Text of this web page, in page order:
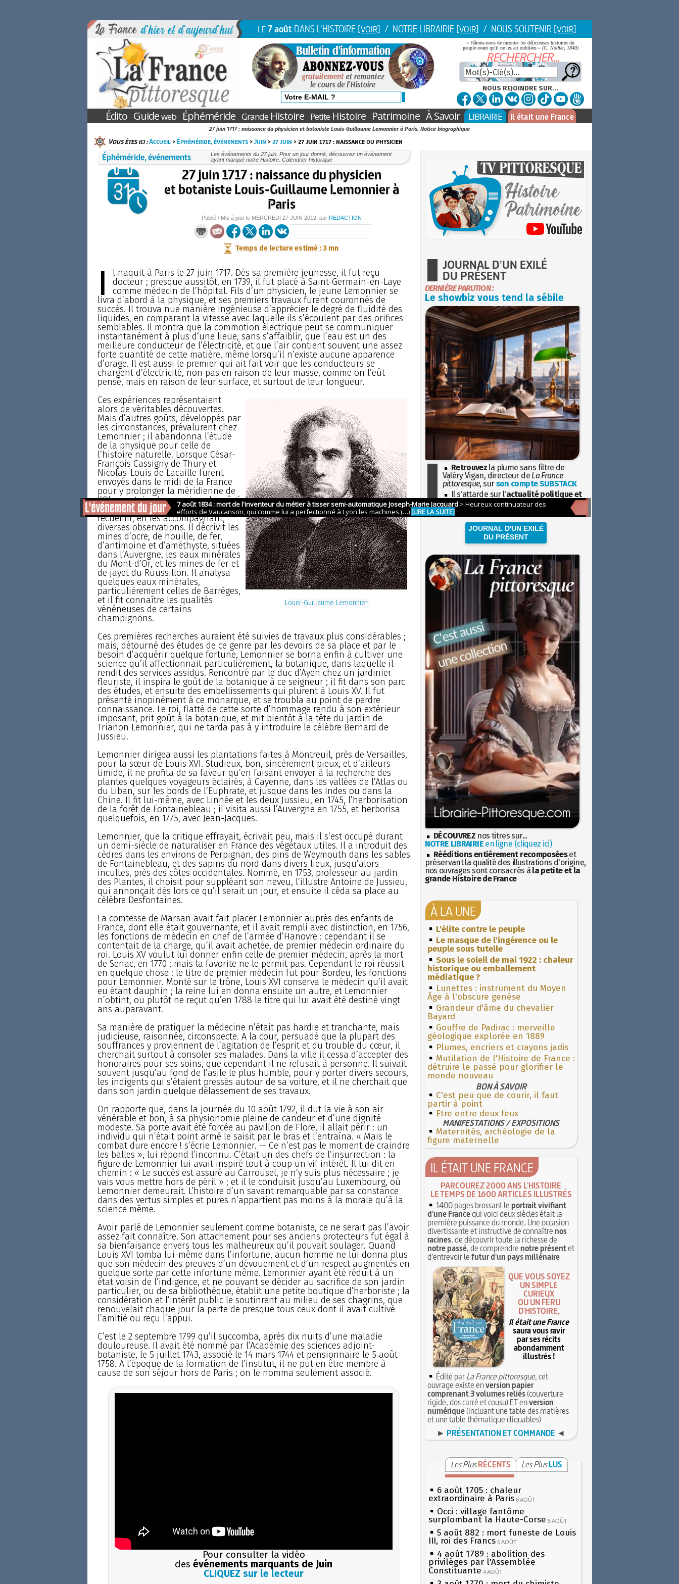
LE7 août DANS L'HISTOIRE [VOIR] / NOTRE LIBRAIRIE [VOIR] / NOUS SOUTENIR [VOIR]
« Hâtons-nous de raconter les délicieuses histoires du
peuple avant qu'il ne les ait oubliées » (C. Nodier, 1840)
NOUS REJOINDRE SUR...
Édito Guideweb Éphéméride GrandeHistoire PetiteHistoire Patrimoine À Savoir LIBRAIRIE Il était une France
27 juin 1717 : naissance du physicien et botaniste Louis-Guillaume Lemonnier à Paris. Notice biographique
Vous êtes ici :Accueil>Éphéméride, événements>Juin >27 juin > 27 juin 1717 : naissance du physicien
Éphéméride, événements
Les événements du 27 juin. Pour un jour donné, découvrez un événement
ayant marqué notre Histoire. Calendrier historique
27 juin 1717 : naissance du physicien
et botaniste Louis-Guillaume Lemonnier à
Paris
Publié / Mis à jour le MERCREDI 27 JUIN 2012, par REDACTION
Temps de lecture estimé : 3 mn
I
l naquit à Paris le 27 juin 1717. Dès sa première jeunesse, il fut reçu
docteur ; presque aussitôt, en 1739, il fut placé à Saint-Germain-en-Laye
comme médecin de l’hôpital. Fils d’un physicien, le jeune Lemonnier se
livra d’abord à la physique, et ses premiers travaux furent couronnés de
succès. Il trouva nue manière ingénieuse d’apprécier le degré de fluidité des
liquides, en comparant la vitesse avec laquelle ils s’écoulent par des orifices
semblables. Il montra que la commotion électrique peut se communiquer
instantanément à plus d’une lieue, sans s’affaiblir, que l’eau est un des
meilleure conducteur de l’électricité, et que l’air contient souvent une assez
forte quantité de cette matière, même lorsqu’il n’existe aucune apparence
d’orage. Il est aussi le premier qui ait fait voir que les conducteurs se
chargent d’électricité, non pas en raison de leur masse, comme on l’eût
pensé, mais en raison de leur surface, et surtout de leur longueur.
Louis-Guillaume Lemonnier
Ces expériences représentaient
alors de véritables découvertes.
Mais d’autres goûts, développés par
les circonstances, prévalurent chez
Lemonnier ; il abandonna l’étude
de la physique pour celle de
l’histoire naturelle. Lorsque César-
François Cassigny de Thury et
Nicolas-Louis de Lacaille furent
envoyés dans le midi de la France
pour y prolonger la méridienne de
l’Observatoire, Lemonnier, alors âgé
de vingt-deux ans, fut chargé de
recueillir, en les accompagnant,
diverses observations. Il décrivit les
mines d’ocre, de houille, de fer,
d’antimoine et d’améthyste, situées
dans l’Auvergne, les eaux minérales
du Mont-d’Or, et les mines de fer et
de jayet du Ruussillon. Il analysa
quelques eaux minérales,
particulièrement celles de Barrèges,
et il fit connaître les qualités
vénéneuses de certains
champignons.
Ces premières recherches auraient été suivies de travaux plus considérables ;
mais, détourné des études de ce genre par les devoirs de sa place et par le
besoin d’acquérir quelque fortune, Lemonnier se borna enfin à cultiver une
science qu’il affectionnait particulièrement, la botanique, dans laquelle il
rendit des services assidus. Rencontré par le duc d’Ayen chez un jardinier
fleuriste, il inspira le goût de la botanique à ce seigneur ; il fit dans son parc
des études, et ensuite des embellissements qui plurent à Louis XV. Il fut
présenté inopinément à ce monarque, et se troubla au point de perdre
connaissance. Le roi, flatté de cette sorte d’hommage rendu à son extérieur
imposant, prit goût à la botanique, et mit bientôt à la tête du jardin de
Trianon Lemonnier, qui ne tarda pas à y introduire le célèbre Bernard de
Jussieu.
Lemonnier dirigea aussi les plantations faites à Montreuil, près de Versailles,
pour la sœur de Louis XVI. Studieux, bon, sincèrement pieux, et d’ailleurs
timide, il ne profita de sa faveur qu’en faisant envoyer à la recherche des
plantes quelques voyageurs éclairés, à Cayenne, dans les vallées de l’Atlas ou
du Liban, sur les bords de l’Euphrate, et jusque dans les Indes ou dans la
Chine. Il fit lui-même, avec Linnée et les deux Jussieu, en 1745, l’herborisation
de la forêt de Fontainebleau ; il visita aussi l’Auvergne en 1755, et herborisa
quelquefois, en 1775, avec Jean-Jacques.
Lemonnier, que la critique effrayait, écrivait peu, mais il s’est occupé durant
un demi-siècle de naturaliser en France des végétaux utiles. Il a introduit des
cèdres dans les environs de Perpignan, des pins de Weymouth dans les sables
de Fontainebleau, et des sapins du nord dans divers lieux, jusqu’alors
incultes, près des côtes occidentales. Nommé, en 1753, professeur au jardin
des Plantes, il choisit pour suppléant son neveu, l’illustre Antoine de Jussieu,
qui annonçait dès lors ce qu’il serait un jour, et ensuite il céda sa place au
célèbre Desfontaines.
La comtesse de Marsan avait fait placer Lemonnier auprès des enfants de
France, dont elle était gouvernante, et il avait rempli avec distinction, en 1756,
les fonctions de médecin en chef de l’armée d’Hanovre : cependant il se
contentait de la charge, qu’il avait achetée, de premier médecin ordinaire du
roi. Louis XV voulut lui donner enfin celle de premier médecin, après la mort
de Senac, en 1770 ; mais la favorite ne le permit pas. Cependant le roi réussit
en quelque chose : le titre de premier médecin fut pour Bordeu, les fonctions
pour Lemonnier. Monté sur le trône, Louis XVI conserva le médecin qu’il avait
eu étant dauphin ; la reine lui en donna ensuite un autre, et Lemonnier
n’obtint, ou plutôt ne reçut qu’en 1788 le titre qui lui avait été destiné vingt
ans auparavant.
Sa manière de pratiquer la médecine n’était pas hardie et tranchante, mais
judicieuse, raisonnée, circonspecte. A la cour, persuadé que la plupart des
souffrances y proviennent de l’agitation de l’esprit et du trouble du cœur, il
cherchait surtout à consoler ses malades. Dans la ville il cessa d’accepter des
honoraires pour ses soins, que cependant il ne refusait à personne. Il suivait
souvent jusqu’au fond de l’asile le plus humble, pour y porter divers secours,
les indigents qui s’étaient pressés autour de sa voiture, et il ne cherchait que
dans son jardin quelque délassement de ses travaux.
On rapporte que, dans la journée du 10 août 1792, il dut la vie à son air
vénérable et bon, à sa physionomie pleine de candeur et d’une dignité
modeste. Sa porte avait été forcée au pavillon de Flore, il allait périr : un
individu qui n’était point armé le saisit par le bras et l’entraîna. « Mais le
combat dure encore ! s’écrie Lemonnier. — Ce n’est pas le moment de craindre
les balles », lui répond l’inconnu. C’était un des chefs de l’insurrection : la
figure de Lemonnier lui avait inspiré tout à coup un vif intérêt. Il lui dit en
chemin : « Le succès est assuré au Carrousel, je n’y suis plus nécessaire ; je
vais vous mettre hors de péril » ; et il le conduisit jusqu’au Luxembourg, où
Lemonnier demeurait. L’histoire d’un savant remarquable par sa constance
dans des vertus simples et pures n’appartient pas moins à la morale qu’à la
science même.
Avoir parlé de Lemonnier seulement comme botaniste, ce ne serait pas l’avoir
assez fait connaître. Son attachement pour ses anciens protecteurs fut égal à
sa bienfaisance envers tous les malheureux qu’il pouvait soulager. Quand
Louis XVI tomba lui-même dans l’infortune, aucun homme ne lui donna plus
que son médecin des preuves d’un dévouement et d’un respect augmentés en
quelque sorte par cette infortune même. Lemonnier ayant été réduit à un
état voisin de l’indigence, et ne pouvant se décider au sacrifice de son jardin
particulier, ou de sa bibliothèque, établit une petite boutique d’herboriste ; la
considération et l’intérêt public le soutinrent au milieu de ses chagrins, que
renouvelait chaque jour la perte de presque tous ceux dont il avait cultivé
l’amitié ou reçu l’appui.
C’est le 2 septembre 1799 qu’il succomba, après dix nuits d’une maladie
douloureuse. Il avait été nommé par l’Académie des sciences adjoint-
botaniste, le 5 juillet 174З, associé le 14 mars 1744 et pensionnaire le 5 août
1758. A l’époque de la formation de l’institut, il ne put en être membre à
cause de son séjour hors de Paris ; on le nomma seulement associé.
Pour consulter la vidéo
des événements marquants de Juin
CLIQUEZ sur le lecteur
JOURNAL D'UN EXILÉ
DU PRÉSENT
DERNIÈRE PARUTION :
Le showbiz vous tend la sébile
Retrouvez la plume sans filtre de
Valéry Vigan, directeur de La France
pittoresque, surson compte SUBSTACK
Il s'attarde sur l'actualité politique et
sociétaleavec la hauteur de vue de
l'Histoire
JOURNAL D'UN EXILÉ
DU PRÉSENT
DÉCOUVREZ nos titres sur...
NOTRE LIBRAIRIEen ligne (cliquez ici)
Rééditions entièrement recomposéeset
préservant la qualité des illustrations d'origine,
nos ouvrages sont consacrés à la petite et la
grande Histoire de France
À LA UNE
L'élite contre le peuple
Le masque de l'ingérence ou le
peuple sous tutelle
Sous le soleil de mai 1922 : chaleur
historique ou emballement
médiatique ?
Lunettes : instrument du Moyen
Âge à l'obscure genèse
Grandeur d'âme du chevalier
Bayard
Gouffre de Padirac : merveille
géologique explorée en 1889
Plumes, encriers et crayons jadis
Mutilation de l'Histoire de France :
détruire le passé pour glorifier le
monde nouveau
BON À SAVOIR
C'est peu que de courir, il faut
partir à point
Etre entre deux feux
MANIFESTATIONS / EXPOSITIONS
Maternités, archéologie de la
figure maternelle
IL ÉTAIT UNE FRANCE
PARCOUREZ 2000 ANS L'HISTOIRE
LE TEMPS DE 1600 ARTICLES ILLUSTRÉS
1400 pages brossant leportrait vivifiant
d'une Francequi voici deux siècles était la
première puissance du monde. Une occasion
divertissante et instructive de connaîtrenos
racines, de découvrir toute la richesse de
notre passé, de comprendrenotre présentet
d'entrevoir lefutur d'un pays millénaire
QUE VOUS SOYEZ
UN SIMPLE
CURIEUX
OU UN FÉRU
D'HISTOIRE,
Il était une France
saura vous ravir
par ses récits
abondamment
illustrés !
Édité parLa France pittoresque, cet
ouvrage existe enversion papier
comprenant 3 volumes reliés(couverture
rigide, dos carré et cousu) ET enversion
numérique(incluant une table des matières
et une table thématique cliquables)
► PRÉSENTATION ET COMMANDE ◄
Les Plus RÉCENTS Les Plus LUS
6 août 1705 : chaleur
extraordinaire à Paris 6 AOÛT
Occi : village fantôme
surplombant la Haute-Corse 5 AOÛT
5 août 882 : mort funeste de Louis
III, roi des Francs 5 AOÛT
4 août 1789 : abolition des
privilèges par l'Assemblée
Constituante 4 AOÛT